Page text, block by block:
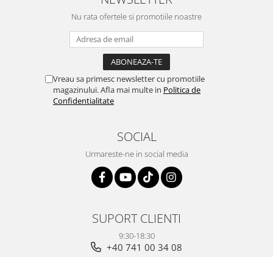
Nu rata ofertele si promotiile noastre
Vreau sa primesc newsletter cu promotiile
magazinului. Afla mai multe in Politica de
Confidentialitate
SOCIAL
Urmareste-ne in social media
SUPORT CLIENTI
9:30-18:30
+40 741 00 34 08